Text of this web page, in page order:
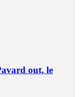
out, le